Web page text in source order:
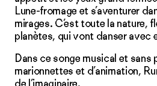
Lune-fromage et s’aventurer
mirages. C’est toute la nature,
planètes, qui vont danser avec
Dans ce songe musical et sans
marionnettes et d’animation,